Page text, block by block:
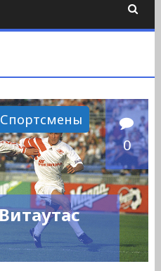
Спортсмены
0